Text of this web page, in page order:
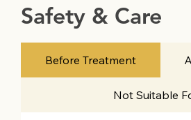
Safety & Care
Before Treatment
Not Suitable